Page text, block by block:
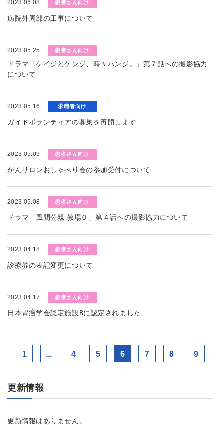
2023.06.08 患者さん向け
病院外周部の工事について
2023.05.25 患者さん向け
ドラマ『ケイジとケンジ、時々ハンジ。』第７話への撮影協力
について
2023.05.16 求職者向け
ガイドボランティアの募集を再開します
2023.05.09 患者さん向け
がんサロンおしゃべり会の参加受付について
2023.05.08 患者さん向け
ドラマ「風間公親 教場０」第４話への撮影協力について
2023.04.18 患者さん向け
診療券の表記変更について
2023.04.17 患者さん向け
日本胃癌学会認定施設Bに認定されました
1 ... 4 5 6 7 8 9
更新情報
更新情報はありません。